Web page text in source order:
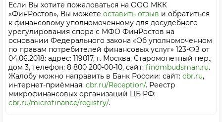
Если Вы хотите пожаловаться на ООО МКК
«ФинРостов», Вы можете оставить отзыв и обратиться
к финансовому уполномоченному для досудебного
урегулирования спора с МФО ФинРостов на
основании Федерального закона «Об уполномоченном
по правам потребителей финансовых услуг» 123-ФЗ от
04.06.2018: адрес: 119017, г. Москва, Старомонетный пер.,
дом 3, телефон: 8 800 200-00-10, сайт: finombudsman.ru.
Жалобу можно направить в Банк России: сайт: cbr.ru,
интернет-приёмная: cbr.ru/Reception/. Реестр
микрофинансовых организаций ЦБ РФ:
cbr.ru/microfinance/registry/.